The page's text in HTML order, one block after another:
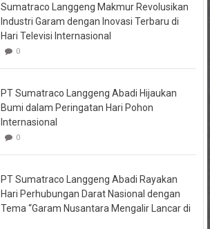
Dipanggil
Sumatraco Langgeng Makmur Revolusikan
Industri Garam dengan Inovasi Terbaru di
Hari Televisi Internasional
0
PT Sumatraco Langgeng Abadi Hijaukan
Bumi dalam Peringatan Hari Pohon
Internasional
0
PT Sumatraco Langgeng Abadi Rayakan
Hari Perhubungan Darat Nasional dengan
Tema “Garam Nusantara Mengalir Lancar di